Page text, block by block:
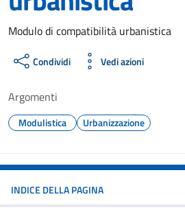
Dettagli del documento
Modulo di compatibilità urbanistica
Condividi Vedi azioni
Argomenti
Modulistica Urbanizzazione
INDICE DELLA PAGINA